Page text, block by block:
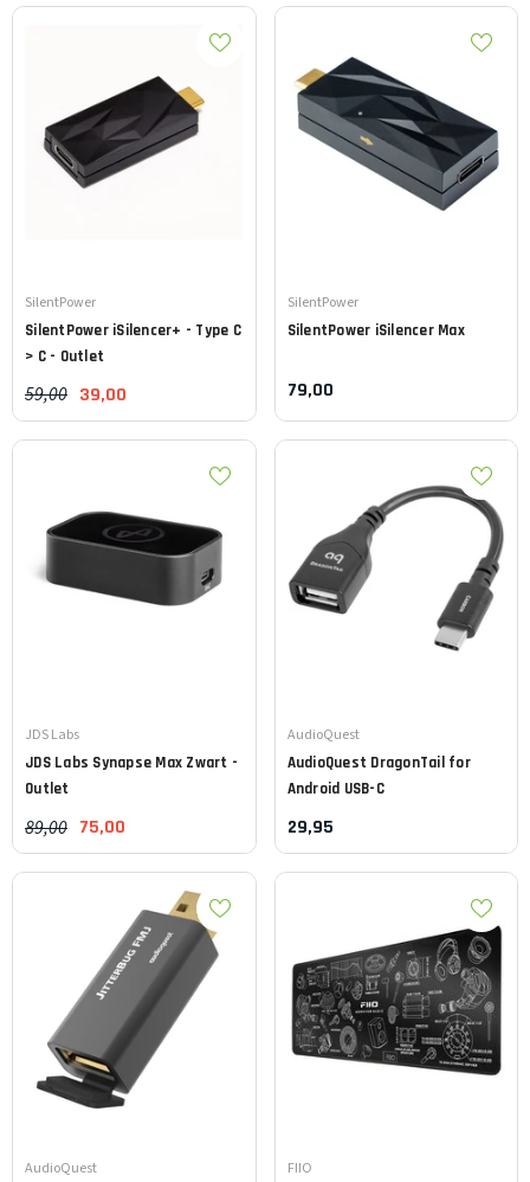
Leverancier:
SilentPower
SilentPower iSilencer+ - Type C
> C - Outlet
59,00 39,00
Leverancier:
SilentPower
SilentPower iSilencer Max
79,00
Leverancier:
JDS Labs
JDS Labs Synapse Max Zwart -
Outlet
89,00 75,00
Leverancier:
AudioQuest
AudioQuest DragonTail for
Android USB-C
29,95
Leverancier:
AudioQuest Leverancier:
FIIO